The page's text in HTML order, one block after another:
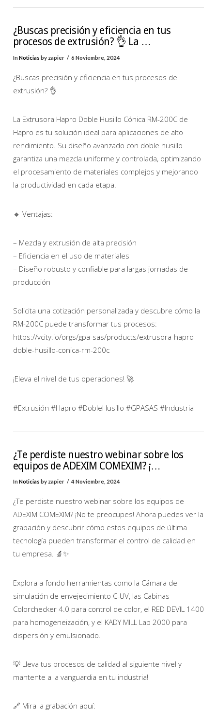
¿Buscas precisión y eficiencia en tus
procesos de extrusión? 👌 La …
InNoticias by zapier 6 Noviembre, 2024
¿Buscas precisión y eficiencia en tus procesos de
extrusión? 👌
La Extrusora Hapro Doble Husillo Cónica RM-200C de
Hapro es tu solución ideal para aplicaciones de alto
rendimiento. Su diseño avanzado con doble husillo
garantiza una mezcla uniforme y controlada, optimizando
el procesamiento de materiales complejos y mejorando
la productividad en cada etapa.
🔹 Ventajas:
– Mezcla y extrusión de alta precisión
– Eficiencia en el uso de materiales
– Diseño robusto y confiable para largas jornadas de
producción
Solicita una cotización personalizada y descubre cómo la
RM-200C puede transformar tus procesos:
https://vcity.io/orgs/gpa-sas/products/extrusora-hapro-
doble-husillo-conica-rm-200c
¡Eleva el nivel de tus operaciones! 🚀
#Extrusión #Hapro #DobleHusillo #GPASAS #Industria
¿Te perdiste nuestro webinar sobre los
equipos de ADEXIM COMEXIM? ¡…
InNoticias by zapier 4 Noviembre, 2024
¿Te perdiste nuestro webinar sobre los equipos de
ADEXIM COMEXIM? ¡No te preocupes! Ahora puedes ver la
grabación y descubrir cómo estos equipos de última
tecnología pueden transformar el control de calidad en
tu empresa. 🔬✨
Explora a fondo herramientas como la Cámara de
simulación de envejecimiento C-UV, las Cabinas
Colorchecker 4.0 para control de color, el RED DEVIL 1400
para homogeneización, y el KADY MILL Lab 2000 para
dispersión y emulsionado.
💡 Lleva tus procesos de calidad al siguiente nivel y
mantente a la vanguardia en tu industria!
🔗 Mira la grabación aquí: